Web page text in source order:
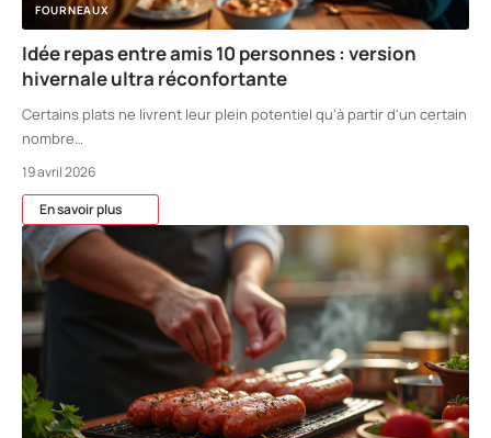
FOURNEAUX
Idée repas entre amis 10 personnes : version
hivernale ultra réconfortante
Certains plats ne livrent leur plein potentiel qu'à partir d'un certain
nombre
19 avril 2026
En savoir plus